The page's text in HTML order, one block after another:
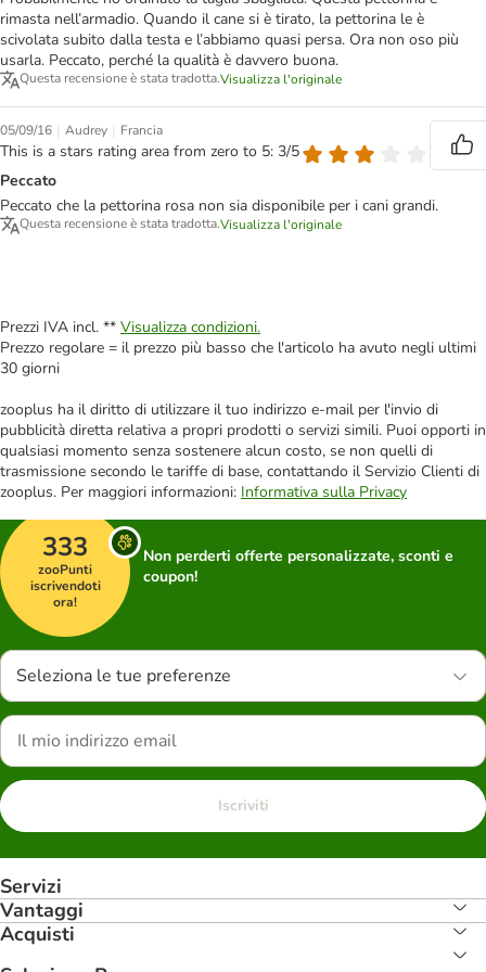
rimasta nell’armadio. Quando il cane si è tirato, la pettorina le è
scivolata subito dalla testa e l’abbiamo quasi persa. Ora non oso più
usarla. Peccato, perché la qualità è davvero buona.
Questa recensione è stata tradotta.Visualizza l'originale
05/09/16 | Audrey | Francia
This is a stars rating area from zero to 5: 3/5
Peccato
Peccato che la pettorina rosa non sia disponibile per i cani grandi.
Questa recensione è stata tradotta.Visualizza l'originale
Prezzi IVA incl. ** Visualizza condizioni.
Prezzo regolare = il prezzo più basso che l'articolo ha avuto negli ultimi
30 giorni
zooplus ha il diritto di utilizzare il tuo indirizzo e-mail per l'invio di
pubblicità diretta relativa a propri prodotti o servizi simili. Puoi opporti in
qualsiasi momento senza sostenere alcun costo, se non quelli di
trasmissione secondo le tariffe di base, contattando il Servizio Clienti di
zooplus. Per maggiori informazioni: Informativa sulla Privacy
333
zooPunti
iscrivendoti
ora!
Non perderti offerte personalizzate, sconti e
coupon!
Seleziona le tue preferenze
Iscriviti
Servizi
Vantaggi
Acquisti